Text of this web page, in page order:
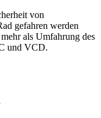
von
gefahren werden
als Umfahrung des
und VCD.